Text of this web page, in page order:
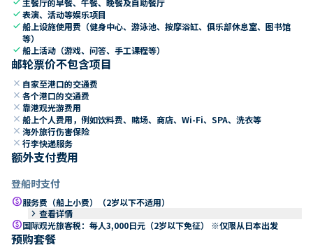
check表演、活动等娱乐项目
check船上设施使用费（健身中心、游泳池、按摩浴缸、俱乐部休息室、图书馆
等）
check船上活动（游戏、问答、手工课程等）
邮轮票价不包含项目
close 自家至港口的交通费
close 各个港口的交通费
close 靠港观光游费用
close 船上个人费用，例如饮料费、赌场、商店、Wi-Fi、SPA、洗衣等
close 海外旅行伤害保险
close 行李快递服务
额外支付费用
登船时支付
paid服务费（船上小费）（2岁以下不适用）
keyboard_arrow_right 查看详情
paid国际观光旅客税：每人3,000日元（2岁以下免征） ※仅限从日本出发
预购套餐